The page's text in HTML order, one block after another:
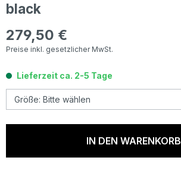
black
Regulärer Preis:
279,50 €
Preise inkl. gesetzlicher MwSt.
Lieferzeit ca. 2-5 Tage
IN DEN WARENKORB